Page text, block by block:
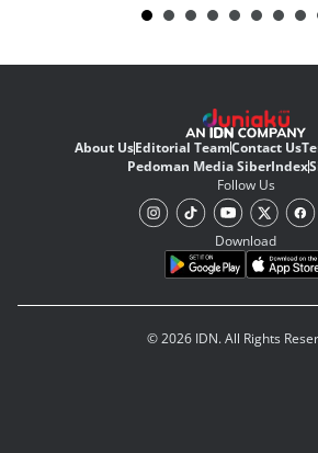
About UsEditorial TeamContact Us
Pedoman Media SiberIndex
Follow Us
Download
© 2026 IDN. All Rights